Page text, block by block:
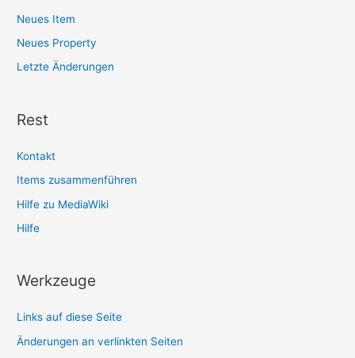
Neues Item
Neues Property
Letzte Änderungen
Rest
Kontakt
Items zusammenführen
Hilfe zu MediaWiki
Hilfe
Werkzeuge
Links auf diese Seite
Änderungen an verlinkten Seiten